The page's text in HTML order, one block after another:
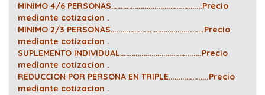
MINIMO 4/6 PERSONAS………………………………….……Precio
mediante cotizacion .
MINIMO 2/3 PERSONAS…………………………………..……Precio
mediante cotizacion .
SUPLEMENTO INDIVIDUAL…………………………….….…Precio
mediante cotizacion .
REDUCCION POR PERSONA EN TRIPLE…………….….Precio
mediante cotizacion .